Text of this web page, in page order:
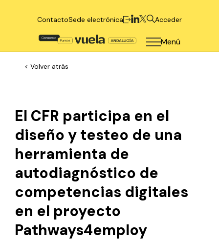
ContactoSede electrónica Acceder
Menú
< Volver atrás
El CFR participa en el
diseño y testeo de una
herramienta de
autodiagnóstico de
competencias digitales
en el proyecto
Pathways4employ